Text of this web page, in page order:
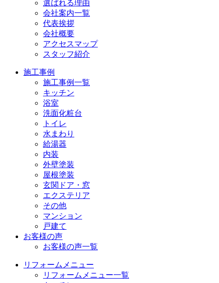
選ばれる理由
会社案内一覧
代表挨拶
会社概要
アクセスマップ
スタッフ紹介
施工事例
施工事例一覧
キッチン
浴室
洗面化粧台
トイレ
水まわり
給湯器
内装
外壁塗装
屋根塗装
玄関ドア・窓
エクステリア
その他
マンション
戸建て
お客様の声
お客様の声一覧
リフォームメニュー
リフォームメニュー一覧